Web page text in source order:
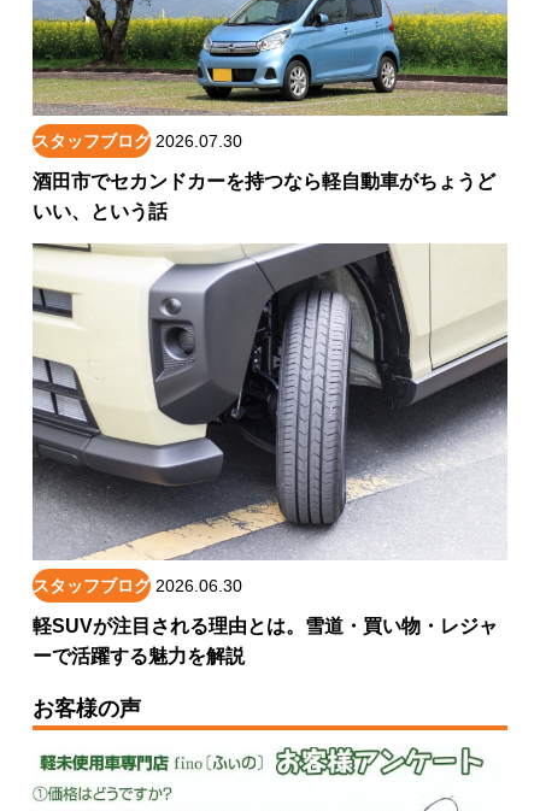
スタッフブログ 2026.07.30
酒田市でセカンドカーを持つなら軽自動車がちょうど
いい、という話
スタッフブログ 2026.06.30
軽SUVが注目される理由とは。雪道・買い物・レジャ
ーで活躍する魅力を解説
お客様の声